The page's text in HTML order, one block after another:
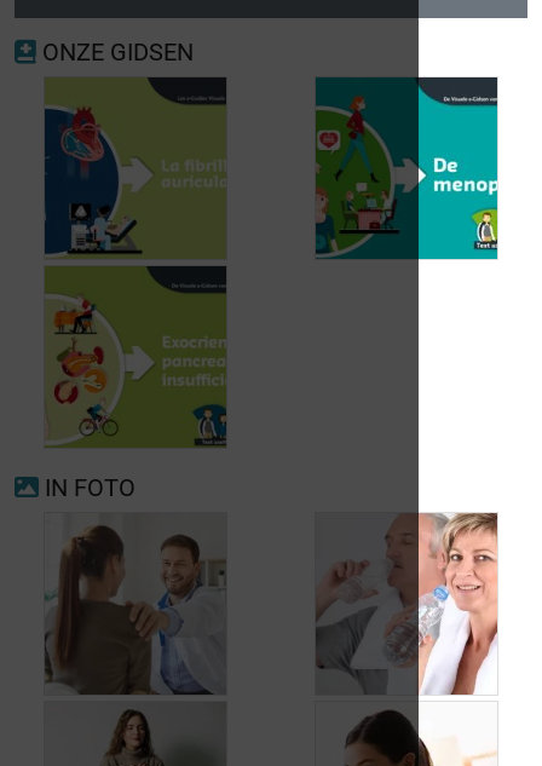
ONZE GIDSEN
Voorkamerfibrillatie
Exocriene pancreas-
insufficiëntie
IN FOTO